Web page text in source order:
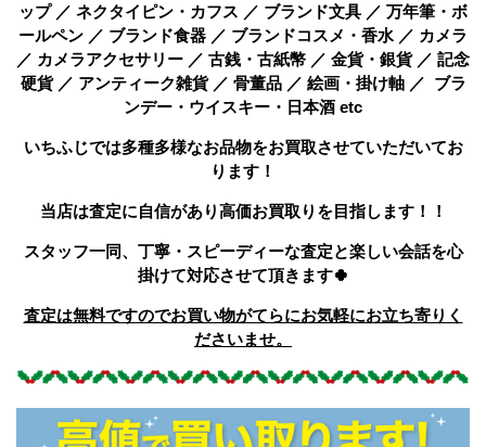
ップ ／ ネクタイピン・カフス ／ ブランド文具 ／ 万年筆・ボ
ールペン ／ ブランド食器 ／ ブランドコスメ・香水 ／ カメラ
／ カメラアクセサリー ／ 古銭・古紙幣 ／ 金貨・銀貨 ／ 記念
硬貨 ／ アンティーク雑貨 ／ 骨董品 ／ 絵画・掛け軸 ／ ブラ
ンデー・ウイスキー・日本酒 etc
いちふじでは多種多様なお品物をお買取させていただいてお
ります！
当店は査定に自信があり高価お買取りを目指します！！
スタッフ一同、丁寧・スピーディーな査定と楽しい会話を心
掛けて対応させて頂きます🍀
査定は無料ですのでお買い物がてらにお気軽にお立ち寄りく
ださいませ。